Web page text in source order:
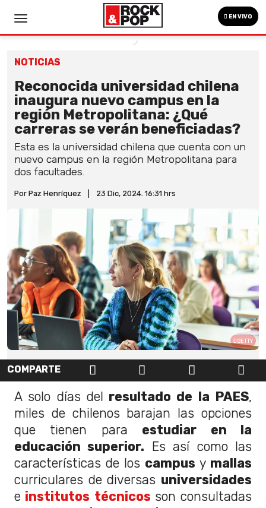
EN VIVO
NOTICIAS
Reconocida universidad chilena
inaugura nuevo campus en la
región Metropolitana: ¿Qué
carreras se verán beneficiadas?
Esta es la universidad chilena que cuenta con un
nuevo campus en la región Metropolitana para
dos facultades.
Por Paz Henríquez 23 Dic, 2024. 16:31 hrs
GETTY
COMPARTE
A solo días del resultado de la PAES,
miles de chilenos barajan las opciones
que tienen para estudiar en la
educación superior. Es así como las
características de los campus y mallas
curriculares de diversas universidades
e institutos técnicos son consultadas